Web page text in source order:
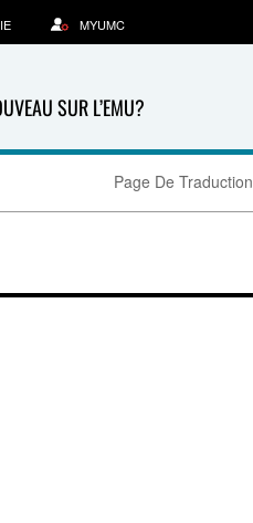
SUR L’EMU?
MYUMC
Page De Traduction